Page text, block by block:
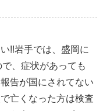
!!岩手では、盛岡に
、症状があっても
告が国にされてない
亡くなった方は検査